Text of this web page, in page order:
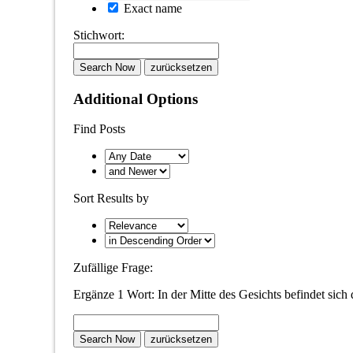
Exact name
Stichwort:
Additional Options
Find Posts
Sort Results by
Zufällige Frage:
Ergänze 1 Wort: In der Mitte des Gesichts befindet sich